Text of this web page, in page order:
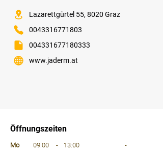
Lazarettgürtel 55, 8020 Graz
0043316771803
004331677180333
www.jaderm.at
Öffnungszeiten
Mo
09:00 - 13:00
-